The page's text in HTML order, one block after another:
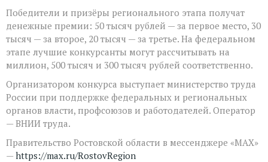
Победители и призёры регионального этапа получат
денежные премии: 50 тысяч рублей — за первое место, 30
тысяч — за второе, 20 тысяч — за третье. На федеральном
этапе лучшие конкурсанты могут рассчитывать на
миллион, 500 тысяч и 300 тысяч рублей соответственно.
Организатором конкурса выступает министерство труда
России при поддержке федеральных и региональных
органов власти, профсоюзов и работодателей. Оператор
— ВНИИ труда.
Правительство Ростовской области в мессенджере «MAX»
— https://max.ru/RostovRegion